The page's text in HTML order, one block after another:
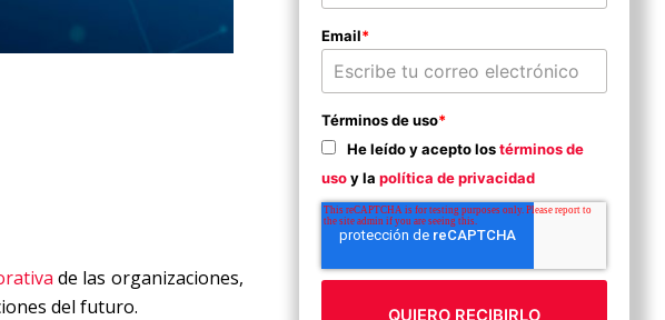
de las organizaciones,
del futuro.
Email*
Términos de uso*
He leído y acepto lostérminos de
usoy la política de privacidad